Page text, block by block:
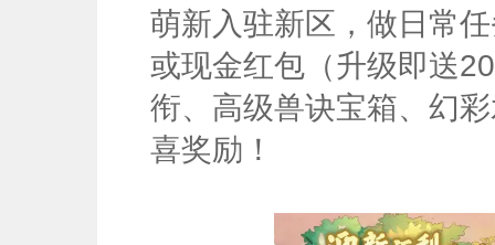
萌新入驻新区，做日常
或现金红包（升级即送
衔、高级兽诀宝箱、幻
喜奖励！